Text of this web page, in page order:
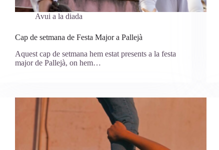
Avui a la diada
Cap de setmana de Festa Major a Pallejà
Aquest cap de setmana hem estat presents a la festa
major de Pallejà, on hem…